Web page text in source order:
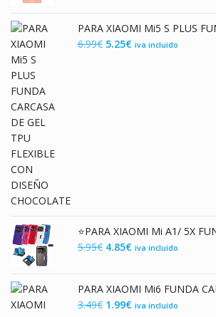
era:
9.99€.
es:
4.99€.
6.99€ El
5.25€Eliva incluido
5.95€ El
era:
5.95€.
4.85€El
es:
4.85€.
iva incluido
3.49€ El
1.99€Eliva incluido